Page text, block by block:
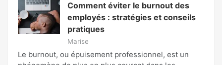
Comment éviter le burnout des
employés : stratégies et conseils
pratiques
Marise
Le burnout, ou épuisement professionnel, est un